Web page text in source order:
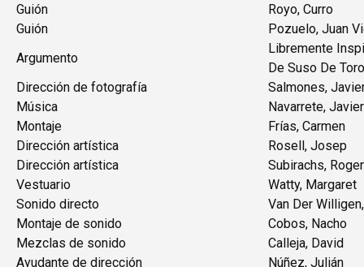
Guión
Royo, Curro
Guión
Pozuelo, Juan
Argumento
Libremente
De Suso De Toro
Dirección de fotografía
Salmones,
Música
Navarrete, Javier
Montaje
Frías, Carmen
Dirección artística
Rosell, Josep
Dirección artística
Subirachs, Roger
Vestuario
Watty, Margaret
Sonido directo
Van Der
Montaje de sonido
Cobos, Nacho
Mezclas de sonido
Calleja, David
Ayudante de dirección
Núñez, Julián